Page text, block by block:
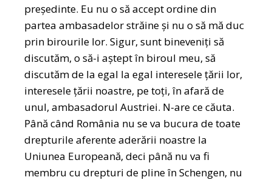
președinte. Eu nu o să accept ordine din
partea ambasadelor străine și nu o să mă duc
prin birourile lor. Sigur, sunt bineveniți să
discutăm, o să-i aștept în biroul meu, să
discutăm de la egal la egal interesele țării lor,
interesele țării noastre, pe toți, în afară de
unul, ambasadorul Austriei. N-are ce căuta.
Până când România nu se va bucura de toate
drepturile aferente aderării noastre la
Uniunea Europeană, deci până nu va fi
membru cu drepturi de pline în Schengen, nu